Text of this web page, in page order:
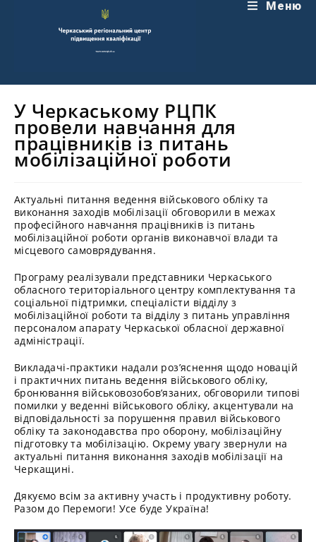
Меню
У Черкаському РЦПК
провели навчання для
працівників із питань
мобілізаційної роботи
Актуальні питання ведення військового обліку та
виконання заходів мобілізації обговорили в межах
професійного навчання працівників із питань
мобілізаційної роботи органів виконавчої влади та
місцевого самоврядування.
Програму реалізували представники Черкаського
обласного територіального центру комплектування та
соціальної підтримки, спеціалісти відділу з
мобілізаційної роботи та відділу з питань управління
персоналом апарату Черкаської обласної державної
адміністрації.
Викладачі-практики надали роз’яснення щодо новацій
і практичних питань ведення військового обліку,
бронювання військовозобов’язаних, обговорили типові
помилки у веденні військового обліку, акцентували на
відповідальності за порушення правил військового
обліку та законодавства про оборону, мобілізаційну
підготовку та мобілізацію. Окрему увагу звернули на
актуальні питання виконання заходів мобілізації на
Черкащині.
Дякуємо всім за активну участь і продуктивну роботу.
Разом до Перемоги! Усе буде Україна!